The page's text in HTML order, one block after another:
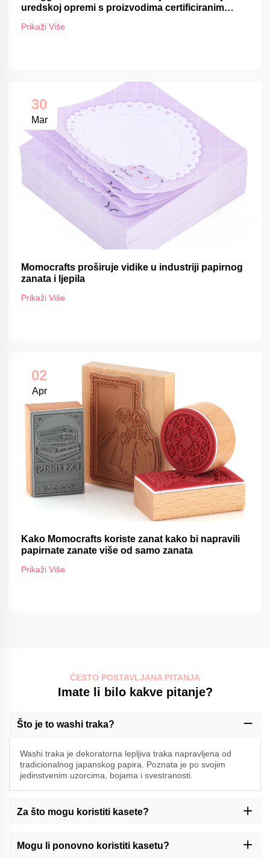
uredskoj opremi s proizvodima certificiranim
Prikaži Više
30
Mar
Momocrafts proširuje vidike u industriji papirnog
zanata i ljepila
Prikaži Više
02
Apr
Kako Momocrafts koriste zanat kako bi napravili
papirnate zanate više od samo zanata
Prikaži Više
ČESTO POSTAVLJANA PITANJA
Imate li bilo kakve pitanje?
Što je to washi traka?
Washi traka je dekoratorna lepljiva traka napravljena od
tradicionalnog japanskog papira. Poznata je po svojim
jedinstvenim uzorcima, bojama i svestranosti.
Za što mogu koristiti kasete?
časopisa, scrapbooking, pakiranje poklona, stvaranje umjetničkih
djela i dodavanje naglasaka za zanat ili uređenje kuće.
Mogu li ponovno koristiti kasetu?